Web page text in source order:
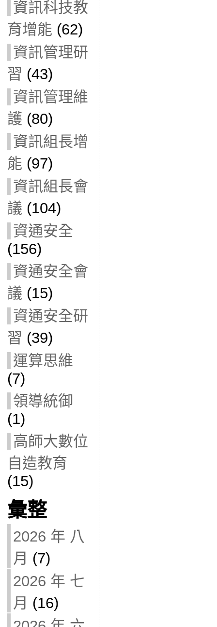
資訊科技教
育增能 (62)
資訊管理研
習 (43)
資訊管理維
護 (80)
資訊組長增
能 (97)
資訊組長會
議 (104)
資通安全
(156)
資通安全會
議 (15)
資通安全研
習 (39)
運算思維
(7)
領導統御
(1)
高師大數位
自造教育
(15)
彙整
2026 年 八
月 (7)
2026 年 七
月 (16)